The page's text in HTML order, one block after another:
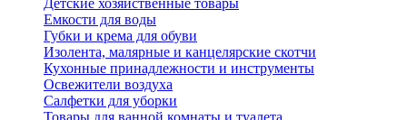
Детские хозяйственные товары
Емкости для воды
Губки и крема для обуви
Изолента, малярные и канцелярские скотчи
Кухонные принадлежности и инструменты
Освежители воздуха
Салфетки для уборки
Товары для ванной комнаты и туалета